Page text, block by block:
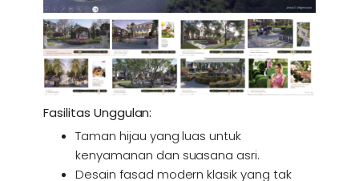
Fasilitas Unggulan:
Taman hijau yang luas untuk
kenyamanan dan suasana asri.
Desain fasad modern klasik yang tak